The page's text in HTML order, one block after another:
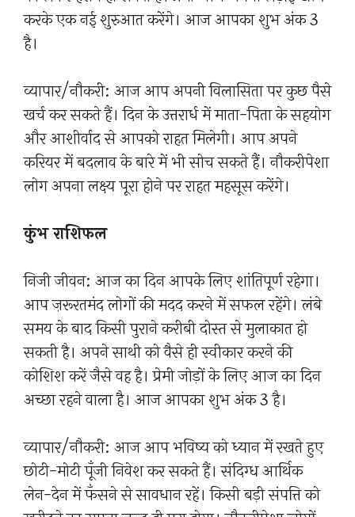
करके एक नई शुरुआत करेंगे। आज आपका शुभ अंक 3
है।
व्यापार/नौकरी: आज आप अपनी विलासिता पर कुछ पैसे
खर्च कर सकते हैं। दिन के उत्तरार्ध में माता-पिता के सहयोग
और आशीर्वाद से आपको राहत मिलेगी। आप अपने
करियर में बदलाव के बारे में भी सोच सकते हैं। नौकरीपेशा
लोग अपना लक्ष्य पूरा होने पर राहत महसूस करेंगे।
कुंभ राशिफल
निजी जीवन: आज का दिन आपके लिए शांतिपूर्ण रहेगा।
आप ज़रूरतमंद लोगों की मदद करने में सफल रहेंगे। लंबे
समय के बाद किसी पुराने करीबी दोस्त से मुलाकात हो
सकती है। अपने साथी को वैसे ही स्वीकार करने की
कोशिश करें जैसे वह है। प्रेमी जोड़ों के लिए आज का दिन
अच्छा रहने वाला है। आज आपका शुभ अंक 3 है।
व्यापार/नौकरी: आज आप भविष्य को ध्यान में रखते हुए
छोटी-मोटी पूँजी निवेश कर सकते हैं। संदिग्ध आर्थिक
लेन-देन में फँसने से सावधान रहें। किसी बड़ी संपत्ति को